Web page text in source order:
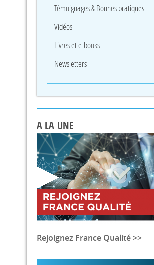
Témoignages & Bonnes pratiques
Vidéos
Livres et e-books
Newsletters
A LA UNE
Rejoignez France Qualité >>